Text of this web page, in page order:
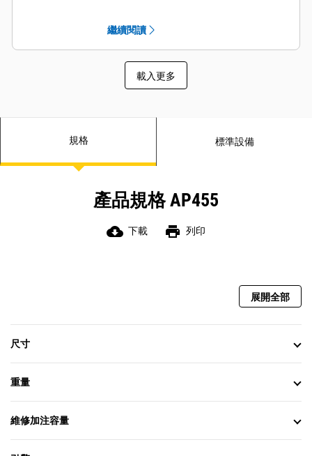
免堆積
高效的履帶犁設計可將材料從履帶中
推開，協助減少因履帶壓縮造成的冷
修補
繼續閱讀
載入更多
規格 標準設備
產品規格 AP455
cloud_download 下載 print 列印
展開全部
尺寸
重量
維修加注容量